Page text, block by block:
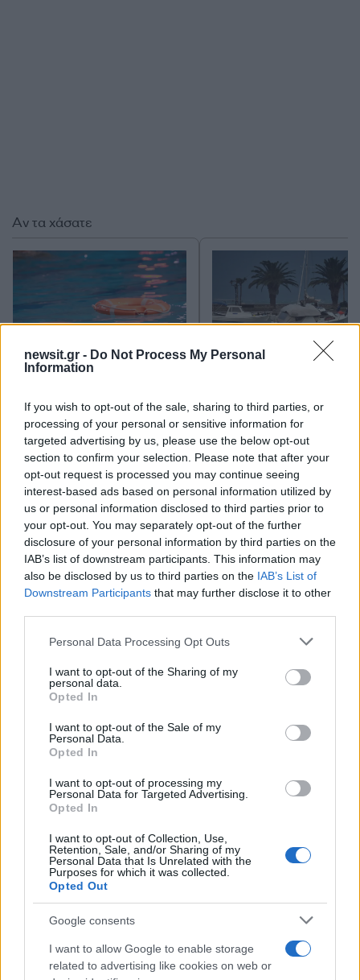
newsit.gr - Do Not Process My Personal
Information
If you wish to opt-out of the sale, sharing to third parties, or
processing of your personal or sensitive information for
targeted advertising by us, please use the below opt-out
section to confirm your selection. Please note that after your
opt-out request is processed you may continue seeing
interest-based ads based on personal information utilized by
us or personal information disclosed to third parties prior to
your opt-out. You may separately opt-out of the further
disclosure of your personal information by third parties on the
IAB’s list of downstream participants. This information may
also be disclosed by us to third parties on the IAB’s List of
Downstream Participants that may further disclose it to other
Please note that this website/app uses one or more Google
not limited to your visit or usage behaviour. You may click to
grant or deny consent to Google and its third-party tags to
use your data for below specified purposes in below Google
consent section.
Personal Data Processing Opt Outs
I want to opt-out of the Sharing of my
personal data.
Opted In
I want to opt-out of the Sale of my
Personal Data.
Opted In
I want to opt-out of processing my
Personal Data for Targeted Advertising.
Opted In
I want to opt-out of Collection, Use,
Retention, Sale, and/or Sharing of my
Personal Data that Is Unrelated with the
Purposes for which it was collected.
Opted Out
Google consents
I want to allow Google to enable storage
related to advertising like cookies on web or
Σχόλια
Σχολίασε εδώ
Υποβολή σχολίου
Όροι Χρήσης . Το site προστατεύεται από reCAPTCHA, ισχύουν
Κόσμος
ΑΥΤΟΚΙΝΗΤΟ
ΝΕΑ ΥΟΡΚΗ
Share:
Ακολουθήστε το Νewsit.gr στοGoogle News
ενημερωθείτε πρώτοι για όλη την ειδησεογραφία και τα
τελευταία νέα
της ημέρας
Αν τα χάσατε
στην Πάρο: Τα τρία σημεία
που εστιάζουν οι
αστυνομικοί για τον πνιγμό
στην πισίνα
άνεμοι, με ριπές που
φτάνουν τα 80 χλμ/
«Red Code» σε 6
για κίνδυνο